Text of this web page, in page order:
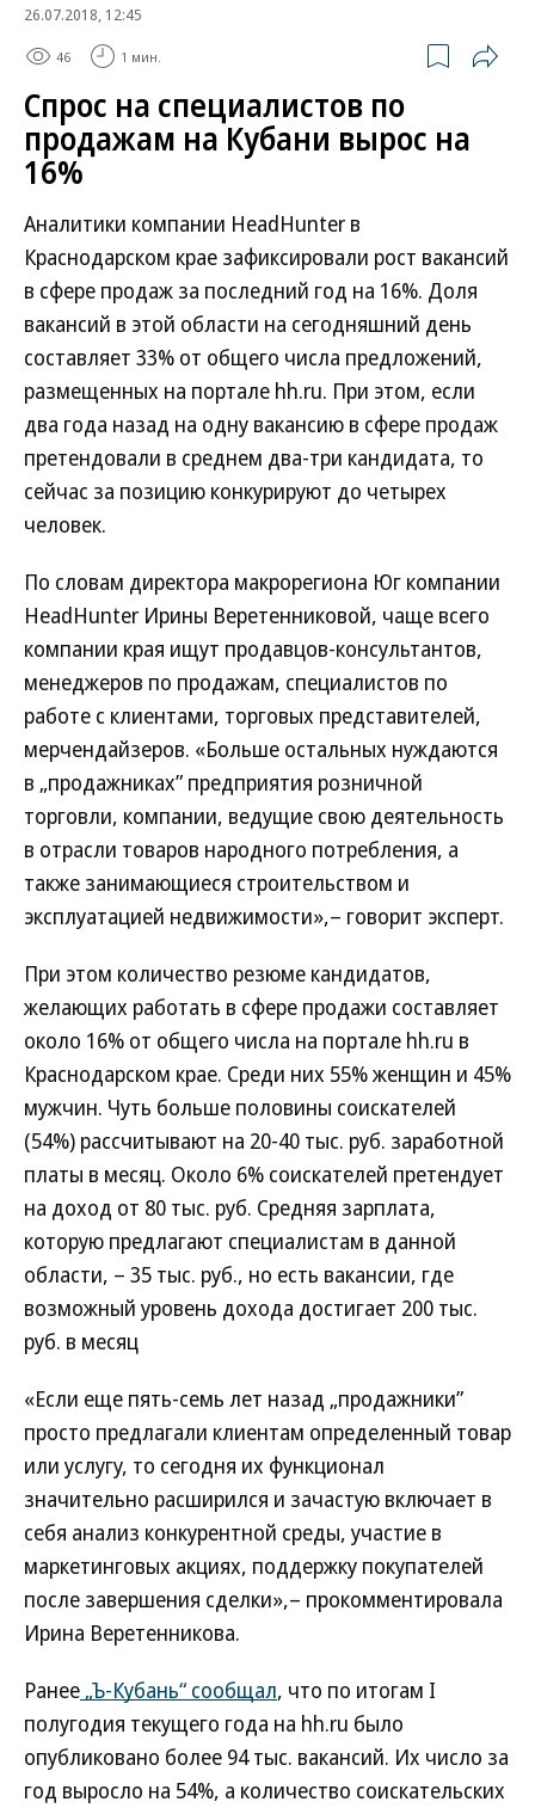
26.07.2018, 12:45
46 1 мин.
Спрос на специалистов по
продажам на Кубани вырос на
16%
Аналитики компании HeadHunter в
Краснодарском крае зафиксировали рост вакансий
в сфере продаж за последний год на 16%. Доля
вакансий в этой области на сегодняшний день
составляет 33% от общего числа предложений,
размещенных на портале hh.ru. При этом, если
два года назад на одну вакансию в сфере продаж
претендовали в среднем два-три кандидата, то
сейчас за позицию конкурируют до четырех
человек.
По словам директора макрорегиона Юг компании
HeadHunter Ирины Веретенниковой, чаще всего
компании края ищут продавцов-консультантов,
менеджеров по продажам, специалистов по
работе с клиентами, торговых представителей,
мерчендайзеров. «Больше остальных нуждаются
в „продажниках” предприятия розничной
торговли, компании, ведущие свою деятельность
в отрасли товаров народного потребления, а
также занимающиеся строительством и
эксплуатацией недвижимости»,– говорит эксперт.
При этом количество резюме кандидатов,
желающих работать в сфере продажи составляет
около 16% от общего числа на портале hh.ru в
Краснодарском крае. Среди них 55% женщин и 45%
мужчин. Чуть больше половины соискателей
(54%) рассчитывают на 20-40 тыс. руб. заработной
платы в месяц. Около 6% соискателей претендует
на доход от 80 тыс. руб. Средняя зарплата,
которую предлагают специалистам в данной
области, – 35 тыс. руб., но есть вакансии, где
возможный уровень дохода достигает 200 тыс.
руб. в месяц
«Если еще пять-семь лет назад „продажники”
просто предлагали клиентам определенный товар
или услугу, то сегодня их функционал
значительно расширился и зачастую включает в
себя анализ конкурентной среды, участие в
маркетинговых акциях, поддержку покупателей
после завершения сделки»,– прокомментировала
Ирина Веретенникова.
Ранее „Ъ-Кубань“ сообщал, что по итогам I
полугодия текущего года на hh.ru было
опубликовано более 94 тыс. вакансий. Их число за
год выросло на 54%, а количество соискательских